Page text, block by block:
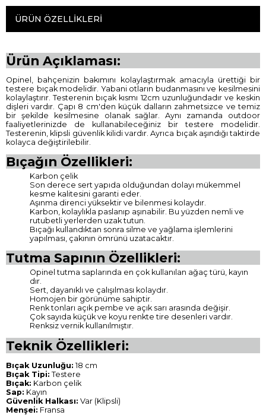
ÜRÜN ÖZELLIKLERI
Ürün Açıklaması:
Opinel, bahçenizin bakımını kolaylaştırmak amacıyla ürettiği bir
testere bıçak modelidir. Yabani otların budanmasını ve kesilmesini
kolaylaştırır. Testerenin bıçak kısmı 12cm uzunluğundadır ve keskin
dişleri vardır. Çapı 8 cm'den küçük dalların zahmetsizce ve temiz
bir şekilde kesilmesine olanak sağlar. Aynı zamanda outdoor
faaliyetlerinizde de kullanabileceğiniz bir testere modelidir.
Testerenin, klipsli güvenlik kilidi vardır. Ayrıca bıçak aşındığı taktirde
kolayca değiştirilebilir.
Bıçağın Özellikleri:
Karbon çelik
Son derece sert yapıda olduğundan dolayı mükemmel
kesme kalitesini garanti eder.
Aşınma direnci yüksektir ve bilenmesi kolaydır.
Karbon, kolaylıkla paslanıp aşınabilir. Bu yüzden nemli ve
rutubetli yerlerden uzak tutun.
Bıçağı kullandıktan sonra silme ve yağlama işlemlerini
yapılması, çakının ömrünü uzatacaktır.
Tutma Sapının Özellikleri:
Opinel tutma saplarında en çok kullanılan ağaç türü, kayın
dır.
Sert, dayanıklı ve çalışılması kolaydır.
Homojen bir görünüme sahiptir.
Renk tonları açık pembe ve açık sarı arasında değişir.
Çok sayıda küçük ve koyu renkte tire desenleri vardır.
Renksiz vernik kullanılmıştır.
Teknik Özellikleri:
Bıçak Uzunluğu: 18 cm
Bıçak Tipi: Testere
Bıçak: Karbon çelik
Sap: Kayın
Güvenlik Halkası: Var (Klipsli)
Menşei: Fransa